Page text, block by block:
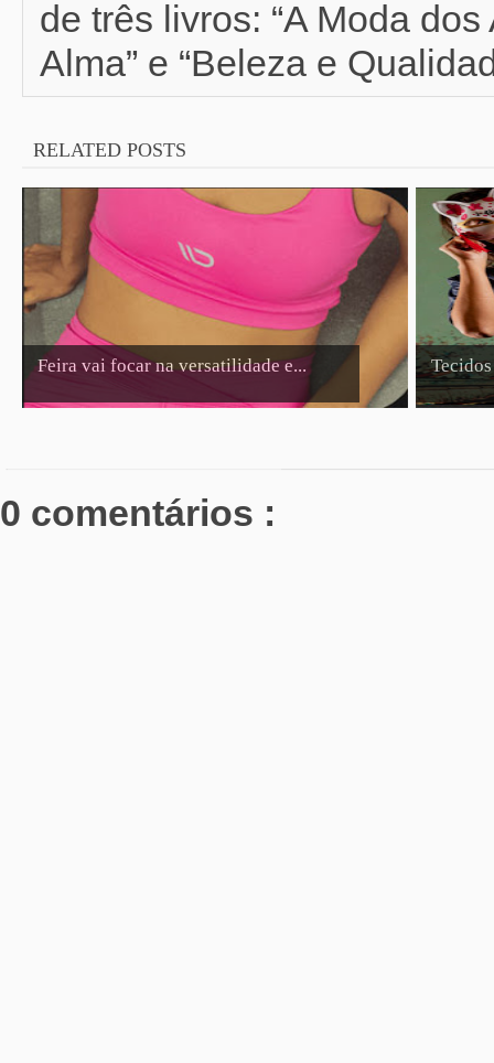
de três livros: “A Moda
Alma” e “Beleza e
RELATED POSTS
Feira vai focar na versatilidade e...
0 comentários :